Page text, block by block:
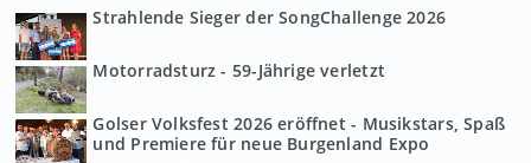
Strahlende Sieger der SongChallenge 2026
Motorradsturz - 59-Jährige verletzt
Golser Volksfest 2026 eröffnet - Musikstars, Spaß
und Premiere für neue Burgenland Expo